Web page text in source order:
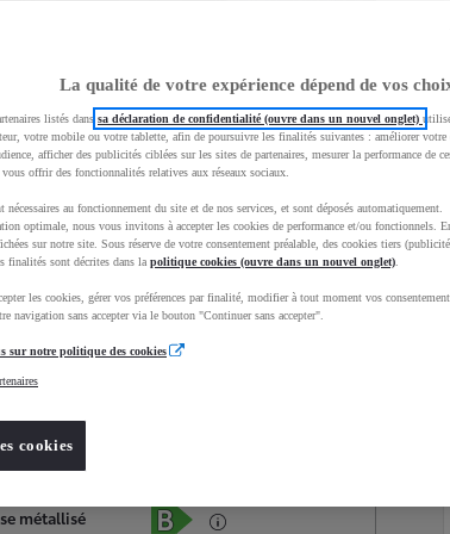
Services Concession
Occasions
métallisé
La qualité de votre expérience dépend de vos
listés dans sa déclaration de confidentialité (ouvre dans un nouvel onglet)
votre mobile ou votre tablette, afin de poursuivre les finalités suivantes : améliorer votre
afficher des publicités ciblées sur les sites de partenaires, mesurer la performance de
offrir des fonctionnalités relatives aux réseaux sociaux.
nécessaires au fonctionnement du site et de nos services, et sont déposés automatiquement.
optimale, nous vous invitons à accepter les cookies de performance et/ou fonctionnels.
sur notre site. Sous réserve de votre consentement préalable, des cookies tiers
finalités sont décrites dans la politique cookies (ouvre dans un nouvel onglet)
les cookies, gérer vos préférences par finalité, modifier à tout moment vos
navigation sans accepter via le bouton "Continuer sans accepter".
sur notre politique des cookies
cookies